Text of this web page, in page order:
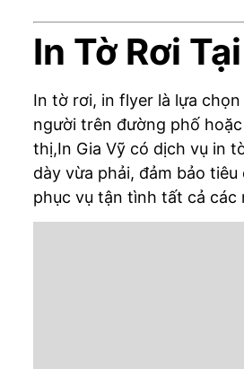
In Tờ Rơi
In tờ rơi, in flyer là lựa
người trên đường phố
thị,In Gia Vỹ có dịch vụ in
dày vừa phải, đảm bảo
phục vụ tận tình tất cả các